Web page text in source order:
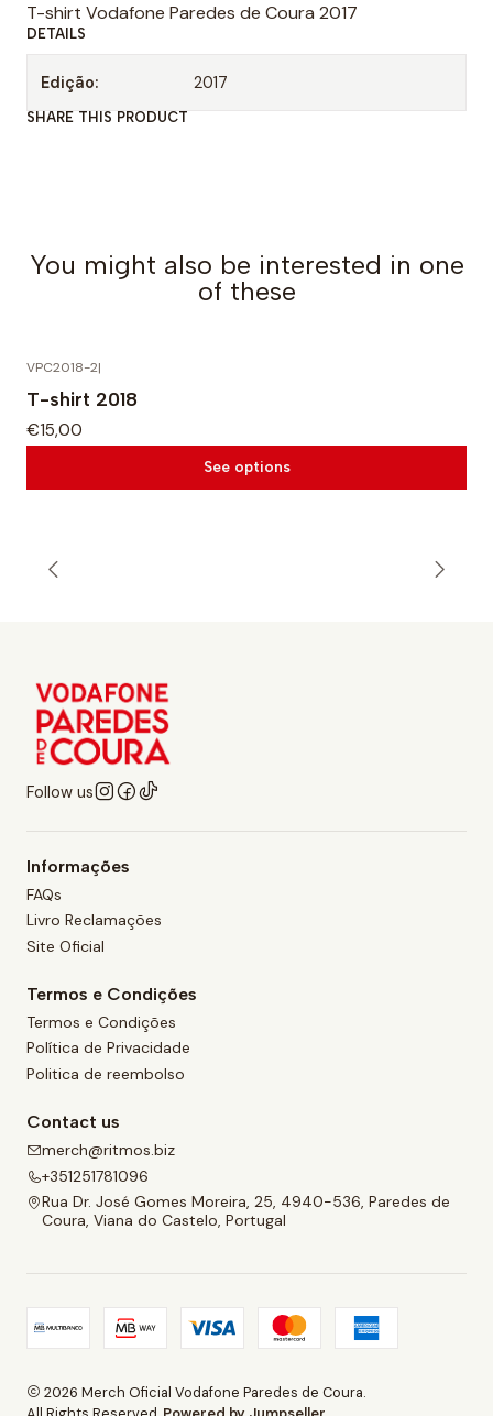
T-shirt Vodafone Paredes de Coura 2017
DETAILS
Edição: 2017
SHARE THIS PRODUCT
You might also be interested in one
of these
VPC2018-2|
T-shirt 2018
€15,00
See options
Follow us
Informações
FAQs
Livro Reclamações
Site Oficial
Termos e Condições
Termos e Condições
Política de Privacidade
Politica de reembolso
Contact us
merch@ritmos.biz
+351251781096
Rua Dr. José Gomes Moreira, 25, 4940-536, Paredes de
Coura, Viana do Castelo, Portugal
2026 Merch Oficial Vodafone Paredes de Coura.